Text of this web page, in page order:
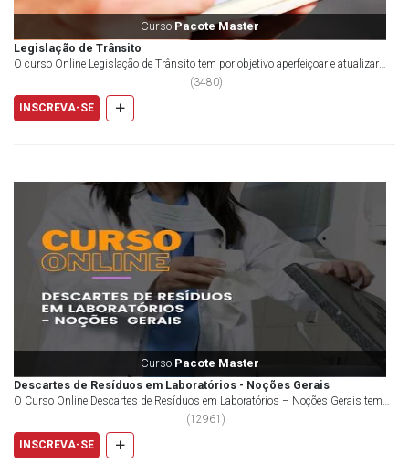
Curso Pacote Master
Legislação de Trânsito
O curso Online Legislação de Trânsito tem por objetivo aperfeiçoar e atualizar
(3480)
INSCREVA-SE
+
Curso Pacote Master
Descartes de Resíduos em Laboratórios - Noções Gerais
O Curso Online Descartes de Resíduos em Laboratórios – Noções Gerais tem
(12961 )
INSCREVA-SE
+